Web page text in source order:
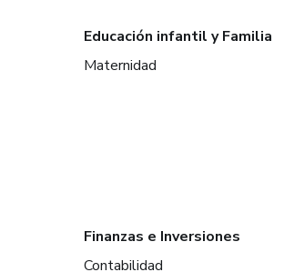
Educación infantil y Familia
Maternidad
Finanzas e Inversiones
Contabilidad